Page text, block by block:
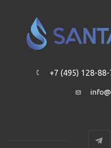
+7 (495) 128-88-